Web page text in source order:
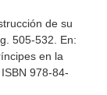
de su
505-532. En:
en la
978-84-